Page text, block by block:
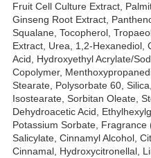
Fruit Cell Culture Extract,
Ginseng Root Extract,
Squalane, Tocopherol,
Extract, Urea, 1,2-Hexanediol,
Acid, Hydroxyethyl Acrylate/
Copolymer,
Stearate, Polysorbate 60,
Isostearate, Sorbitan Oleate,
Dehydroacetic Acid,
Potassium Sorbate, Fragrance
Salicylate, Cinnamyl Alcohol,
Cinnamal, Hydroxycitronellal,